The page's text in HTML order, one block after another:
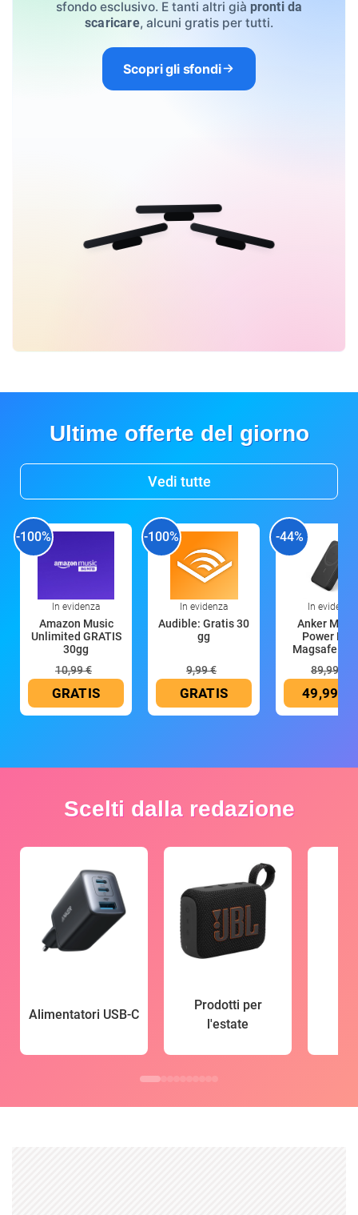
sfondo esclusivo. E tanti altri già pronti da
scaricare, alcuni gratis per tutti.
Scopri gli sfondi
Ultime offerte del giorno
Vedi tutte
-100%
In evidenza
Amazon Music
Unlimited GRATIS
30gg
10,99 €
GRATIS
-100%
In evidenza
Audible: Gratis 30
gg
9,99 €
GRATIS
-44%
In evidenza
Anker
Power
Magsafe
89,99 €
49,99 €
Scelti dalla redazione
Alimentatori USB-C
Prodotti per
l'estate